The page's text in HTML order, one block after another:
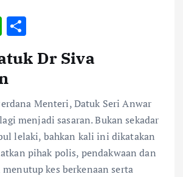
W
at
s
A
p
p
h
arDr Siva
Menteri, Datuk Seri Anwar
menjadi sasaran. Bukan sekadar
lelaki, bahkan kali ini dikatakan
pihak polis, pendakwaan dan
kes berkenaan serta